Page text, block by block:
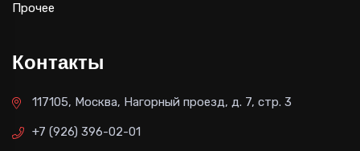
Прочее
Контакты
117105, Москва, Нагорный проезд, д. 7, стр. 3
+7 (926) 396-02-01